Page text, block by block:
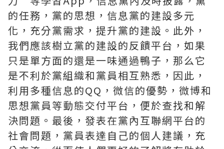
的任務，黨的思想，信息黨的建設多元
化，充分黨需求，提升黨的建設。此外，
我們應該樹立黨的建設的反饋平台，如果
只是單方面的還是一味通過鴨子，那么它
是不利於黨組織和黨員相互熟悉，因此，
利用多種信息的QQ，微信的優勢，微博和
思想黨員等動態交付平台，便於查找和解
決問題。最後，發表在黨內互聯網平台的
社會問題，黨員表達自己的個人建議，充